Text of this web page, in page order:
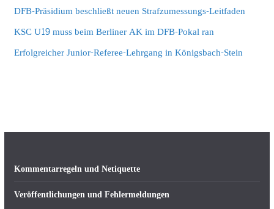
DFB-Präsidium beschließt neuen Strafzumessungs-Leitfaden
KSC U19 muss beim Berliner AK im DFB-Pokal ran
Erfolgreicher Junior-Referee-Lehrgang in Königsbach-Stein
Kommentarregeln und Netiquette
Veröffentlichungen und Fehlermeldungen